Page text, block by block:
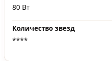
80 Вт
Количество звезд
****